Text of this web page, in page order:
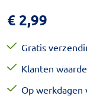
€ 2,99
Gratis
Klanten
Op werkdagen